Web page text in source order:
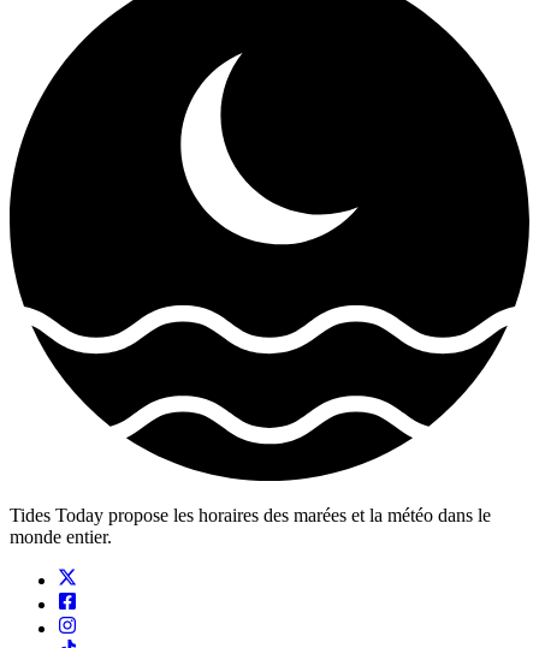
Tides Today propose les horaires des marées et la météo dans le
monde entier.